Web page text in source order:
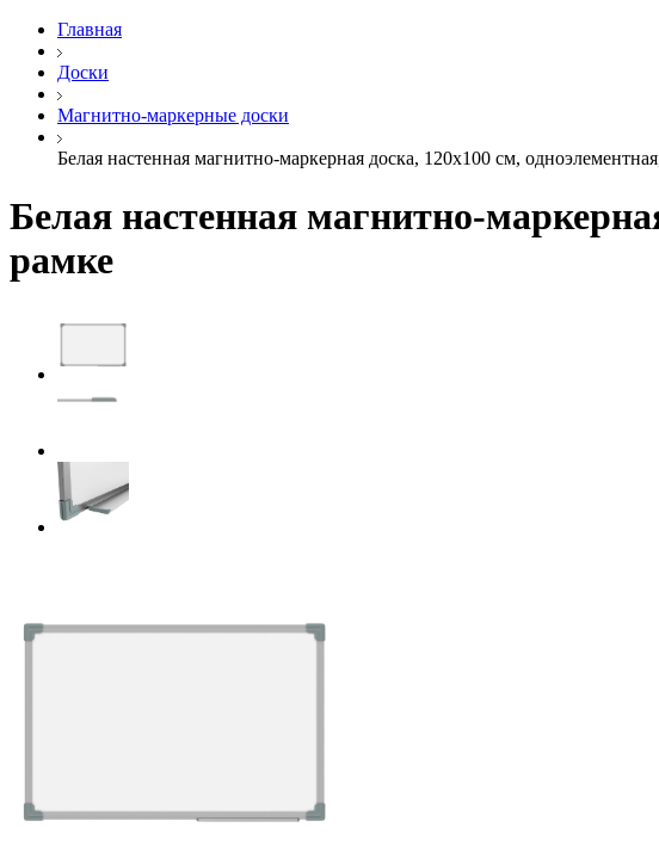
Главная
Доски
Магнитно-маркерные доски
Белая настенная магнитно-маркерная доска, 120х100 см,
Белая настенная магнитно-
рамке